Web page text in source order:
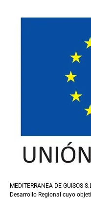
MEDITERRANEA DE GUISOS
Desarrollo Regional cuyo